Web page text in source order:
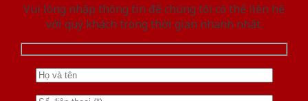
Vui lòng nhập thông tin để chúng tôi có thể liên hệ
với quý khách trong thời gian nhanh nhất.